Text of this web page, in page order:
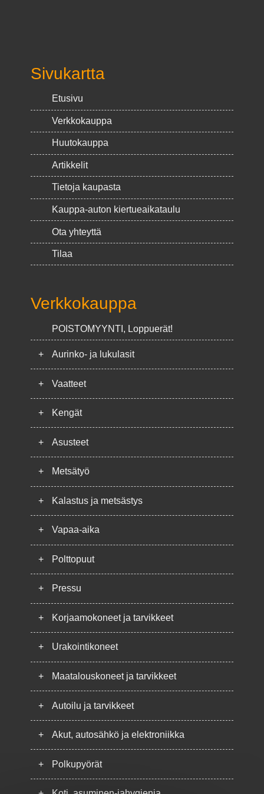
Sivukartta
Etusivu
Verkkokauppa
Huutokauppa
Artikkelit
Tietoja kaupasta
Kauppa-auton kiertueaikataulu
Ota yhteyttä
Tilaa
Verkkokauppa
POISTOMYYNTI, Loppuerät!
+ Aurinko- ja lukulasit
+ Vaatteet
+ Kengät
+ Asusteet
+ Metsätyö
+ Kalastus ja metsästys
+ Vapaa-aika
+ Polttopuut
+ Pressu
+ Korjaamokoneet ja tarvikkeet
+ Urakointikoneet
+ Maatalouskoneet ja tarvikkeet
+ Autoilu ja tarvikkeet
+ Akut, autosähkö ja elektroniikka
+ Polkupyörät